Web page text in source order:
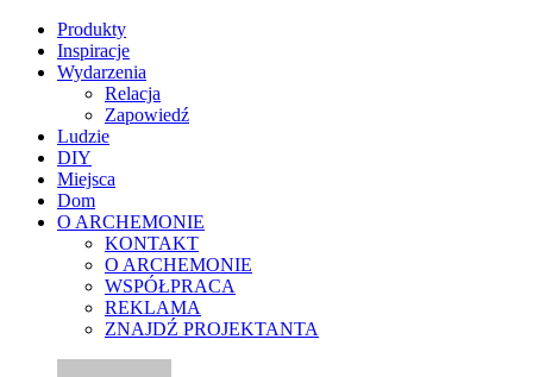
Produkty
Inspiracje
Wydarzenia
Relacja
Zapowiedź
Ludzie
DIY
Miejsca
Dom
O ARCHEMONIE
KONTAKT
O ARCHEMONIE
WSPÓŁPRACA
REKLAMA
ZNAJDŹ PROJEKTANTA